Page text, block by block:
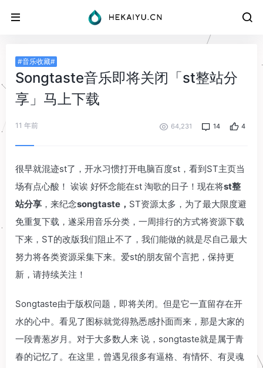
#音乐收藏#
Songtaste音乐即将关闭「st整站分
享」马上下载
11 年前 64,231 14 4
很早就混迹st了，开水习惯打开电脑百度st，看到ST主页当
场有点心酸！ 诶诶 好怀念能在st 淘歌的日子！现在将st整
站分享 ，来纪念songtaste ， ST资源太多，为了最大限度避
免重复下载，遂采用音乐分类，一周排行的方式将资源下载
下来，ST的改版我们阻止不了，我们能做的就是尽自己最大
努力将各类资源采集下来。爱st的朋友留个言把，保持更
新，请持续关注！
Songtaste由于版权问题，即将关闭。但是它一直留存在开
水的心中。看见了图标就觉得熟悉感扑面而来，那是大家的
一段青葱岁月。对于大多数人来 说，songtaste就是属于青
春的记忆了。在这里，曾遇见很多有逼格、有情怀、有灵魂